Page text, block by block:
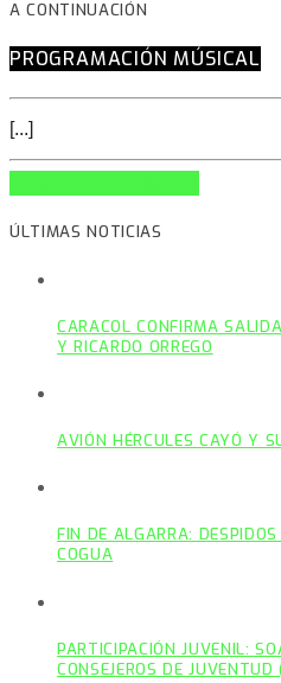
A CONTINUACIÓN
PROGRAMACIÓN MÚSICAL
[...]
ÚLTIMAS NOTICIAS
CARACOL CONFIRMA
Y RICARDO ORREGO
AVIÓN HÉRCULES CAYÓ Y
FIN DE ALGARRA:
COGUA
PARTICIPACIÓN JUVENIL:
CONSEJEROS DE